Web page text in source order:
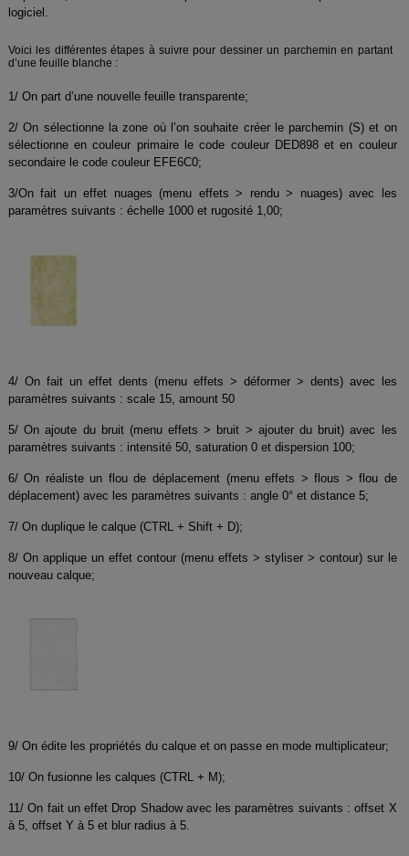
logiciel.
Voici les différentes étapes à suivre pour dessiner un parchemin en partant
d’une feuille blanche :
1/ On part d’une nouvelle feuille transparente;
2/ On sélectionne la zone où l’on souhaite créer le parchemin (S) et on
sélectionne en couleur primaire le code couleur DED898 et en couleur
secondaire le code couleur EFE6C0;
3/On fait un effet nuages (menu effets > rendu > nuages) avec les
paramètres suivants : échelle 1000 et rugosité 1,00;
4/ On fait un effet dents (menu effets > déformer > dents) avec les
paramètres suivants : scale 15, amount 50
5/ On ajoute du bruit (menu effets > bruit > ajouter du bruit) avec les
paramètres suivants : intensité 50, saturation 0 et dispersion 100;
6/ On réaliste un flou de déplacement (menu effets > flous > flou de
déplacement) avec les paramètres suivants : angle 0° et distance 5;
7/ On duplique le calque (CTRL + Shift + D);
8/ On applique un effet contour (menu effets > styliser > contour) sur le
nouveau calque;
9/ On édite les propriétés du calque et on passe en mode multiplicateur;
10/ On fusionne les calques (CTRL + M);
11/ On fait un effet Drop Shadow avec les paramètres suivants : offset X
à 5, offset Y à 5 et blur radius à 5.